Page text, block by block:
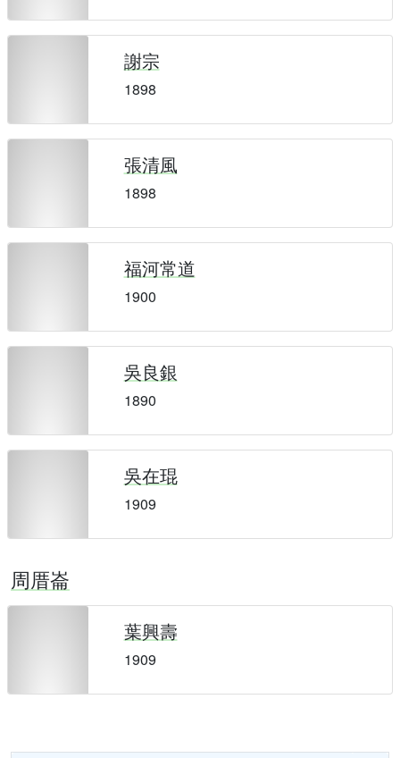
謝宗
1898
張清風
1898
福河常道
1900
吳良銀
1890
吳在琨
1909
周厝崙
葉興壽
1909